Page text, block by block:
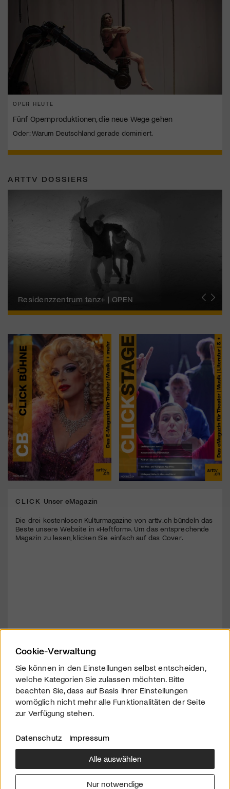
OPER HEUTE
Fünf Opernproduktionen, die neue Wege gehen
Oder: Warum Deutschland gerade dominiert.
ARTTV DOSSIERS
Migros-Kulturprozent | Tanzfestival Steps
Residenzzentrum tanz+ | OPEN
Tanzszene Schweiz
CLICK Unser eMagazin
Die drei kostenlosen Kulturmagazine von arttv.ch bündeln das
Beste unsere Website in «Heftform». Um das entsprechende
Magazin zu lesen, klicken Sie einfach auf das Cover.
Über uns
Downloads
Werben
Impressum
Cookie-Verwaltung
Sie können in den Einstellungen selbst entscheiden,
welche Kategorien Sie zulassen möchten. Bitte
beachten Sie, dass auf Basis Ihrer Einstellungen
womöglich nicht mehr alle Funktionalitäten der Seite
zur Verfügung stehen.
Datenschutz Impressum
Alle auswählen
Nur notwendige